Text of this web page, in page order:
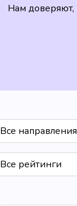
Нам доверяют,
Все направления
Все рейтинги